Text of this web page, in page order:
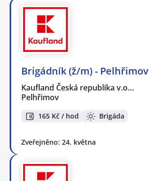
Brigádník (ž/m) - Pelhřimov
Kaufland Česká republika v.o…
Pelhřimov
165 Kč / hod Brigáda
Zveřejněno: 24. května